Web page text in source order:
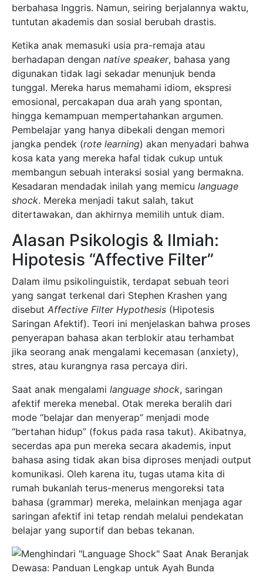
berbahasa Inggris. Namun, seiring berjalannya waktu,
tuntutan akademis dan sosial berubah drastis.
Ketika anak memasuki usia pra-remaja atau
berhadapan dengan native speaker, bahasa yang
digunakan tidak lagi sekadar menunjuk benda
tunggal. Mereka harus memahami idiom, ekspresi
emosional, percakapan dua arah yang spontan,
hingga kemampuan mempertahankan argumen.
Pembelajar yang hanya dibekali dengan memori
jangka pendek (rote learning) akan menyadari bahwa
kosa kata yang mereka hafal tidak cukup untuk
membangun sebuah interaksi sosial yang bermakna.
Kesadaran mendadak inilah yang memicu language
shock. Mereka menjadi takut salah, takut
ditertawakan, dan akhirnya memilih untuk diam.
Alasan Psikologis & Ilmiah:
Hipotesis “Affective Filter”
Dalam ilmu psikolinguistik, terdapat sebuah teori
yang sangat terkenal dari Stephen Krashen yang
disebut Affective Filter Hypothesis (Hipotesis
Saringan Afektif). Teori ini menjelaskan bahwa proses
penyerapan bahasa akan terblokir atau terhambat
jika seorang anak mengalami kecemasan (anxiety),
stres, atau kurangnya rasa percaya diri.
Saat anak mengalami language shock, saringan
afektif mereka menebal. Otak mereka beralih dari
mode “belajar dan menyerap” menjadi mode
“bertahan hidup” (fokus pada rasa takut). Akibatnya,
secerdas apa pun mereka secara akademis, input
bahasa asing tidak akan bisa diproses menjadi output
komunikasi. Oleh karena itu, tugas utama kita di
rumah bukanlah terus-menerus mengoreksi tata
bahasa (grammar) mereka, melainkan menjaga agar
saringan afektif ini tetap rendah melalui pendekatan
belajar yang suportif dan bebas tekanan.